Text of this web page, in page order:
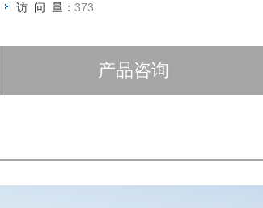
访 问 量： 373
产品咨询